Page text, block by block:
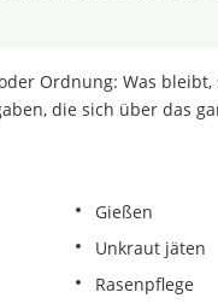
Ordnung: Was bleibt,
die sich über das
Gießen
Unkraut jäten
Rasenpflege